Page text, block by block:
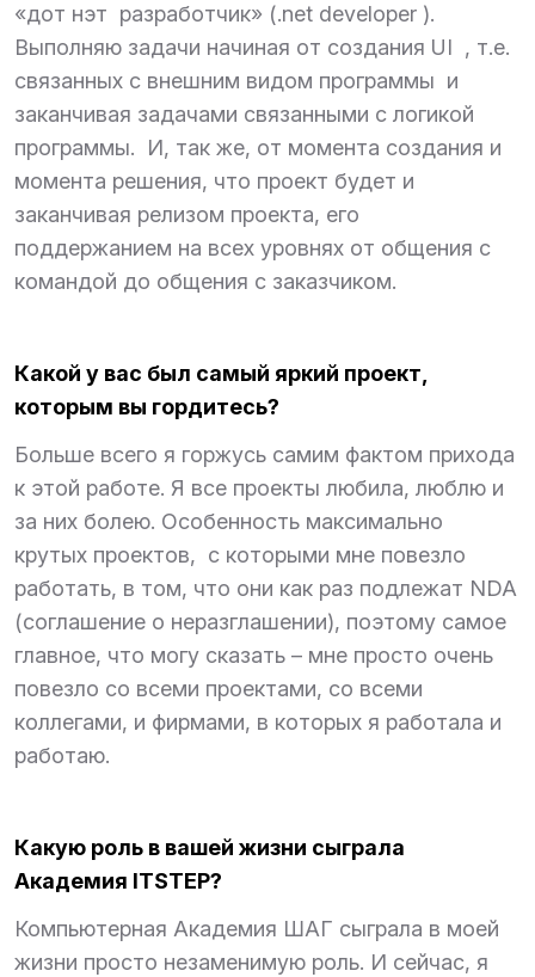
«дот нэт разработчик» (.net developer ).
Выполняю задачи начиная от создания UI , т.е.
связанных с внешним видом программы и
заканчивая задачами связанными с логикой
программы. И, так же, от момента создания и
момента решения, что проект будет и
заканчивая релизом проекта, его
поддержанием на всех уровнях от общения с
командой до общения с заказчиком.
Какой у вас был самый яркий проект,
которым вы гордитесь?
Больше всего я горжусь самим фактом прихода
к этой работе. Я все проекты любила, люблю и
за них болею. Особенность максимально
крутых проектов, с которыми мне повезло
работать, в том, что они как раз подлежат NDA
(соглашение о неразглашении), поэтому самое
главное, что могу сказать – мне просто очень
повезло со всеми проектами, со всеми
коллегами, и фирмами, в которых я работала и
работаю.
Какую роль в вашей жизни сыграла
Академия ITSTEP?
Компьютерная Академия ШАГ сыграла в моей
жизни просто незаменимую роль. И сейчас, я